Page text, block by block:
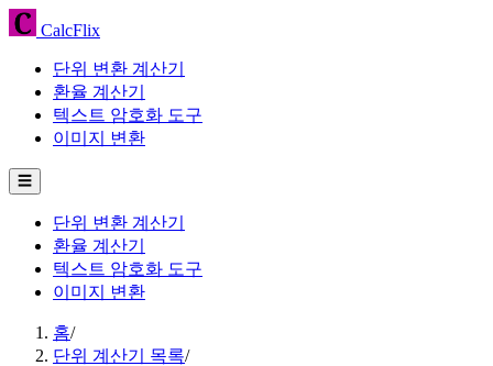
CalcFlix
단위 변환 계산기
환율 계산기
텍스트 암호화 도구
이미지 변환
☰
단위 변환 계산기
환율 계산기
텍스트 암호화 도구
이미지 변환
홈/
단위 계산기 목록/